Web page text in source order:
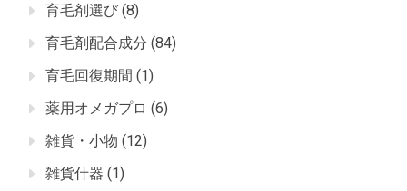
育毛剤選び (8)
育毛剤配合成分 (84)
育毛回復期間 (1)
薬用オメガプロ (6)
雑貨・小物 (12)
雑貨什器 (1)